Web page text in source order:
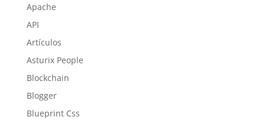
Apache
API
Artículos
Asturix People
Blockchain
Blogger
Blueprint Css